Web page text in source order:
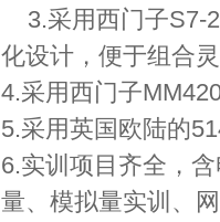
3.采用西门子S7-
化设计，便于组合
4.采用西门子
5.采用英国欧陆的
6.实训项目齐全，
量、模拟量实训、